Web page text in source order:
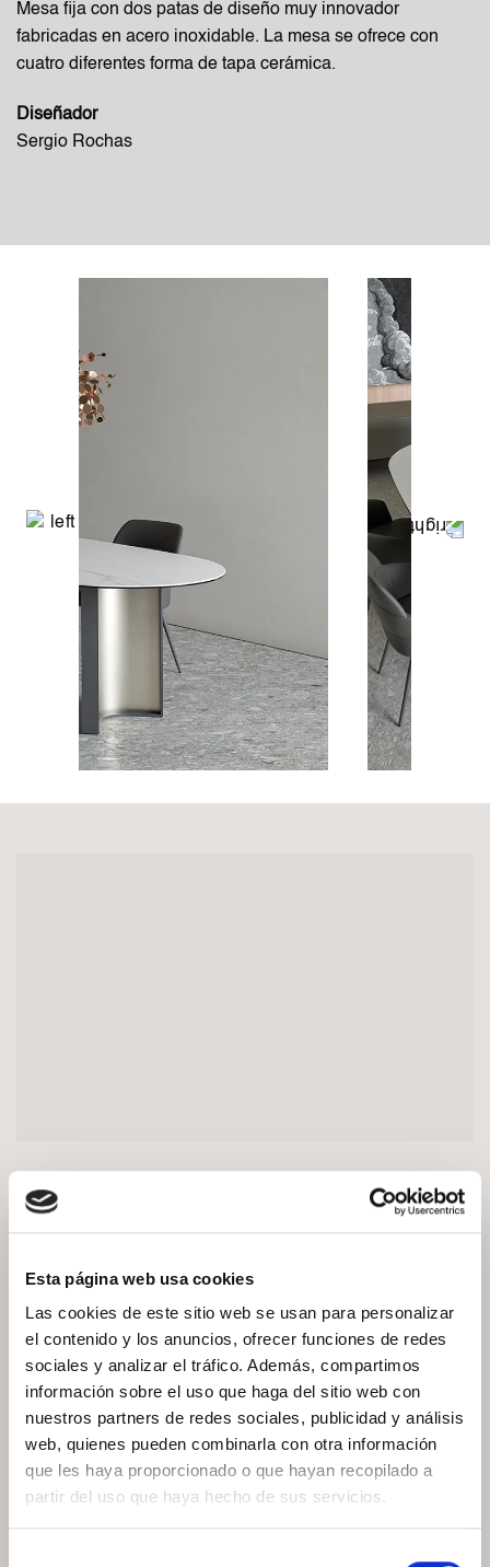
Esta página web usa cookies
Las cookies de este sitio web se usan para personalizar
el contenido y los anuncios, ofrecer funciones de redes
sociales y analizar el tráfico. Además, compartimos
información sobre el uso que haga del sitio web con
nuestros partners de redes sociales, publicidad y análisis
web, quienes pueden combinarla con otra información
que les haya proporcionado o que hayan recopilado a
partir del uso que haya hecho de sus servicios.
Mesa fija con dos patas de diseño muy innovador
fabricadas en acero inoxidable. La mesa se ofrece con
cuatro diferentes forma de tapa cerámica.
Diseñador
Sergio Rochas